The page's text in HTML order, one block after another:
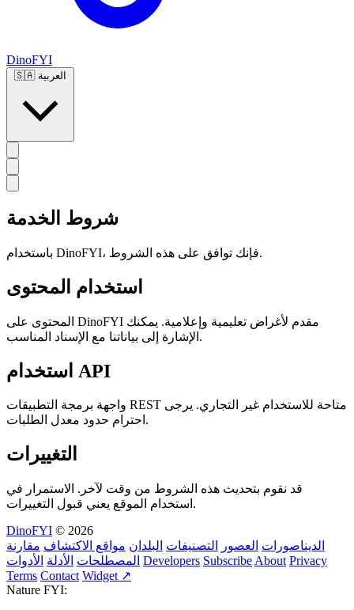
DinoFYI
🇸🇦 العربية
شروط الخدمة
باستخدام DinoFYI، فإنك توافق على هذه الشروط.
استخدام المحتوى
المحتوى على DinoFYI مقدم لأغراض تعليمية وإعلامية. يمكنك
الإشارة إلى بياناتنا مع الإسناد المناسب.
استخدام API
واجهة برمجة التطبيقات REST متاحة للاستخدام غير التجاري. يرجى
احترام حدود معدل الطلبات.
التغييرات
قد نقوم بتحديث هذه الشروط من وقت لآخر. الاستمرار في
استخدام الموقع يعني قبول التغييرات.
DinoFYI © 2026
الديناصورات العصور التصنيفات البلدان مواقع الاكتشاف مقارنة
المصطلحات الأدلة الأدوات Developers Subscribe About Privacy
Terms Contact Widget ↗
Nature FYI: